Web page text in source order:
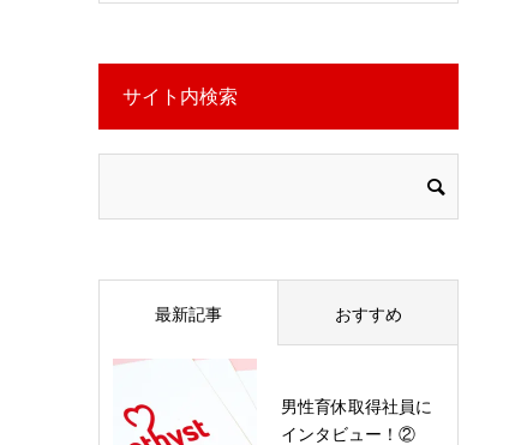
サイト内検索
最新記事 おすすめ
男性育休取得社員に
インタビュー！②